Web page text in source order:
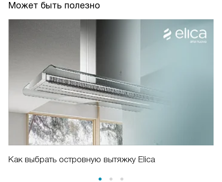
Может быть полезно
Как выбрать островную вытяжку Elica